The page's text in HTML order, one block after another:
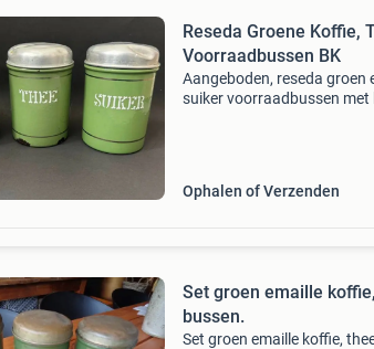
Reseda Groene Koffie,
Voorraadbussen BK
Aangeboden, reseda groen
suiker voorraadbussen met
Ophalen of Verzenden
Set groen emaille
bussen.
Set groen emaille koffie,